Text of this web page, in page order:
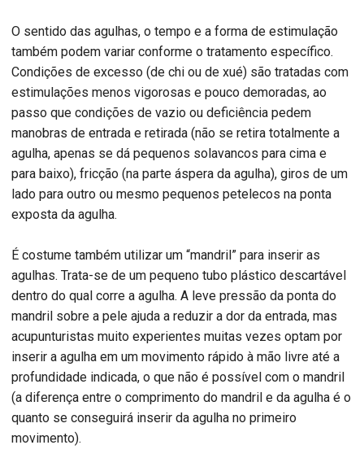
O sentido das agulhas, o tempo e a forma de estimulação
também podem variar conforme o tratamento específico.
Condições de excesso (de chi ou de xué) são tratadas com
estimulações menos vigorosas e pouco demoradas, ao
passo que condições de vazio ou deficiência pedem
manobras de entrada e retirada (não se retira totalmente a
agulha, apenas se dá pequenos solavancos para cima e
para baixo), fricção (na parte áspera da agulha), giros de um
lado para outro ou mesmo pequenos petelecos na ponta
exposta da agulha.
É costume também utilizar um “mandril” para inserir as
agulhas. Trata-se de um pequeno tubo plástico descartável
dentro do qual corre a agulha. A leve pressão da ponta do
mandril sobre a pele ajuda a reduzir a dor da entrada, mas
acupunturistas muito experientes muitas vezes optam por
inserir a agulha em um movimento rápido à mão livre até a
profundidade indicada, o que não é possível com o mandril
(a diferença entre o comprimento do mandril e da agulha é o
quanto se conseguirá inserir da agulha no primeiro
movimento).